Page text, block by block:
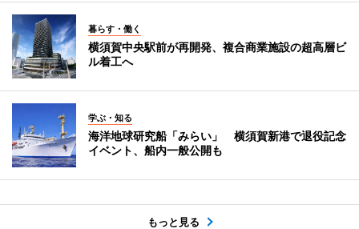
暮らす・働く
横須賀中央駅前が再開発、複合商業施設の超高層ビ
ル着工へ
学ぶ・知る
海洋地球研究船「みらい」 横須賀新港で退役記念
イベント、船内一般公開も
もっと見る